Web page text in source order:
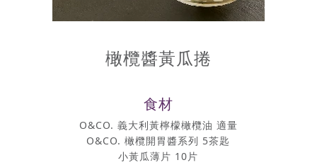
橄欖醬黃瓜捲
食材
O&CO. 義大利黃檸檬橄欖油 適量
O&CO. 橄欖開胃醬系列 5茶匙
小黃瓜薄片 10片